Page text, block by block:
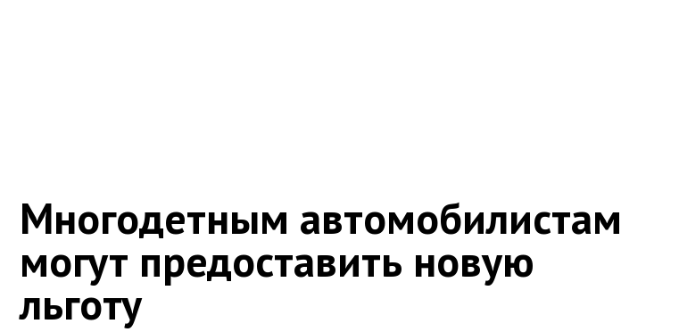
Многодетным автомобилистам
могут предоставить новую
льготу